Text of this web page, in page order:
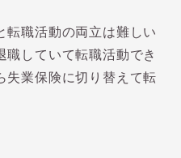
転職活動の両立は難しい
職していて転職活動でき
失業保険に切り替えて転